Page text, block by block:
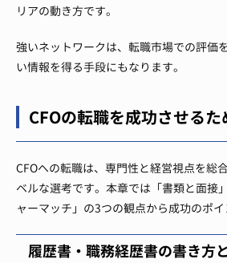
リアの動き方です。
強いネットワークは、転職市場での評価
い情報を得る手段にもなります。
CFOの転職を成功させるた
CFOへの転職は、専門性と経営視点を総
ベルな選考です。本章では「書類と面接
ャーマッチ」の3つの観点から成功のポイ
履歴書・職務経歴書の書き方